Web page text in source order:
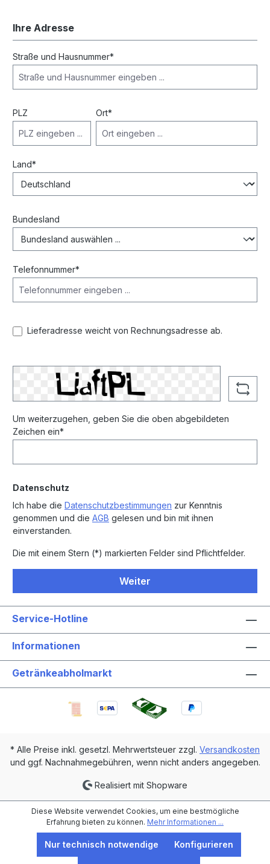
Ihre Adresse
Straße und Hausnummer*
PLZ Ort*
Land*
Bundesland
Telefonnummer*
Lieferadresse weicht von Rechnungsadresse ab.
Um weiterzugehen, geben Sie die oben abgebildeten
Zeichen ein*
Datenschutz
Ich habe die Datenschutzbestimmungen zur Kenntnis
genommen und die AGB gelesen und bin mit ihnen
einverstanden.
Die mit einem Stern (*) markierten Felder sind Pflichtfelder.
Weiter
Service-Hotline
Informationen
Getränkeabholmarkt
* Alle Preise inkl. gesetzl. Mehrwertsteuer zzgl. Versandkosten
und ggf. Nachnahmegebühren, wenn nicht anders angegeben.
Realisiert mit Shopware
Diese Website verwendet Cookies, um eine bestmögliche
Erfahrung bieten zu können. Mehr Informationen ...
Nur technisch notwendige Konfigurieren